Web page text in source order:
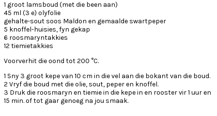
1 groot lamsboud (met die been aan)
45 ml (3 e) olyfolie
gehalte-sout soos Maldon en gemaalde swartpeper
5 knoffel-huisies, fyn gekap
6 roosmaryntakkies
12 tiemietakkies
Voorverhit die oond tot 200 °C.
1 Sny 3 groot kepe van 10 cm in die vel aan die bokant van die boud.
2 Vryf die boud met die olie, sout, peper en knoffel.
3 Druk die roosmaryn en tiemie in die kepe in en rooster vir 1 uur en
15 min. of tot gaar genoeg na jou smaak.